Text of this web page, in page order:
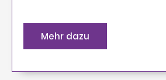
Mehr dazu